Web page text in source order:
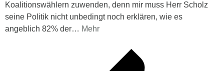
Koalitionswählern zuwenden, denn mir muss Herr Scholz
seine Politik nicht unbedingt noch erklären, wie es
angeblich 82% der… Mehr